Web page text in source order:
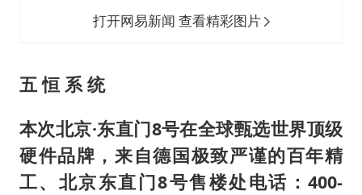
打开网易新闻 查看精彩图片
五 恒 系 统
本次北京·东直门8号在全球甄选世界顶级
硬件品牌，来自德国极致严谨的百年精
工、北京东直门8号售楼处电话：400-